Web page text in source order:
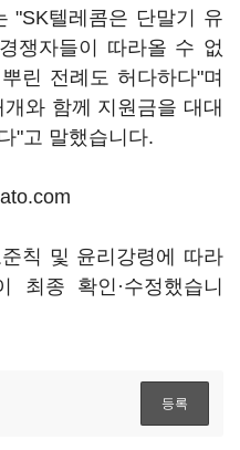
"SK텔레콤은 단말기 유
쟁자들이 따라올 수 없
린 전례도 허다하다"며
와 함께 지원금을 대대
"고 말했습니다.
칙 및 윤리강령에 따라
최종 확인·수정했습니